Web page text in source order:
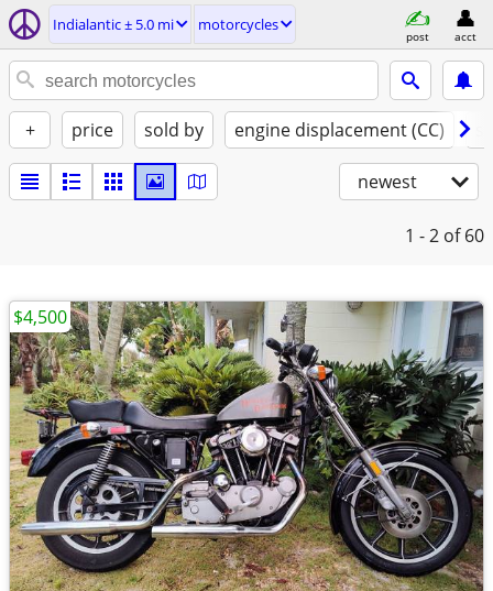
Indialantic ± 5.0 mi motorcycles
post acct
+ price sold by engine displacement (CC)
newest
1 - 2 of 60
$4,500